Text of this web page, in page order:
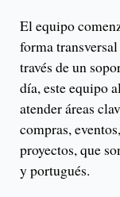
El equipo
forma
través de un
día, este equipo
atender áreas
compras,
proyectos, que
y portugués.